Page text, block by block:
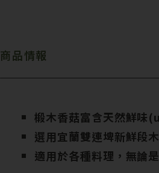
商品情報
椴木香菇富含天然鮮味
選用宜蘭雙連埤新鮮段
適用於各種料理，無論